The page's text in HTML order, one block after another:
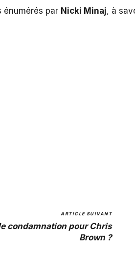
énumérés par Nicki Minaj, à
ARTICLE SUIVANT
condamnation pour Chris
Brown ?